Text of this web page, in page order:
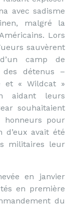
avec sadisme
malgré la
Lors
sauvèrent
camp de
des détenus –
et « Wildcat »
aidant leurs
souhaitaient
honneurs pour
avait été
militaires leur
en janvier
en première
du